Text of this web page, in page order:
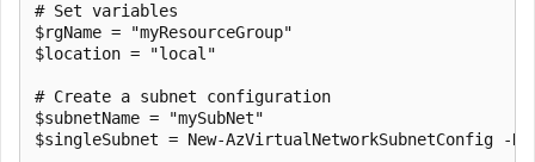
# Set variables
$rgName = "myResourceGroup"
$location = "local"
# Create a subnet configuration
$subnetName = "mySubNet"
$singleSubnet = New-AzVirtualNetworkSubnetConfig -